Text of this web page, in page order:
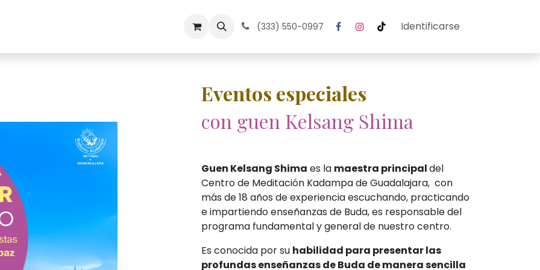
Calendario (333) 550-0997 Identificarse
Eventos especiales
con guen Kelsang Shima
Guen Kelsang Shima es la maestra principaldel
Centro de Meditación Kadampa de Guadalajara, con
más de 18 años de experiencia escuchando, practicando
e impartiendo enseñanzas de Buda, es responsable del
programa fundamental y general de nuestro centro.
Es conocida por su habilidad para presentar las
profundas enseñanzas de Buda de manera sencilla